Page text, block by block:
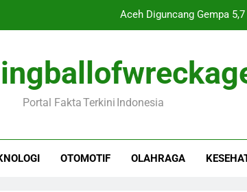
Aceh Diguncang Gempa
Pakar Militer: Arab
Korsel dan Jepang
Keluarga Sutrimo Siap Lakukan
Portal Fakta Terkini Indonesia
OTOMOTIF OLAHRAGA